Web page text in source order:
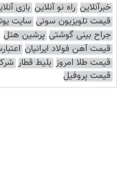
خبرآنلاین راه نو آنلاین بازی
قیمت تلویزیون سونی سایت
جراح بینی گوشتی پرشین هتل
قیمت آهن فولاد ایرانیان
قیمت طلا امروز بلیط قطار
قیمت پروفیل